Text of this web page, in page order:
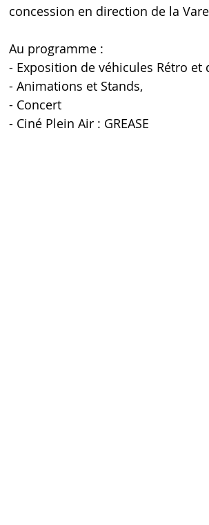
concession en direction de la
Au programme :
- Exposition de véhicules Rétro et
- Animations et Stands,
- Concert
- Ciné Plein Air : GREASE